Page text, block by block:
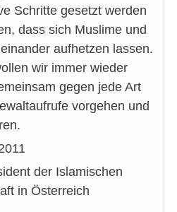
Schritte gesetzt werden
dass sich Muslime und
aufhetzen lassen.
wir immer wieder
gegen jede Art
vorgehen und
der Islamischen
in Österreich